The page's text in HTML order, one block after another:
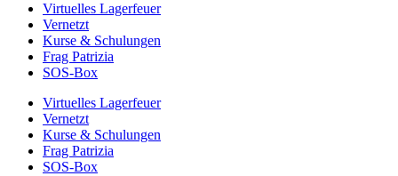
Virtuelles Lagerfeuer
Vernetzt
Kurse & Schulungen
Frag Patrizia
SOS-Box
Virtuelles Lagerfeuer
Vernetzt
Kurse & Schulungen
Frag Patrizia
SOS-Box